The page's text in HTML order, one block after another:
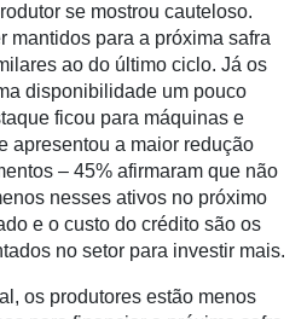
se mostrou cauteloso.
mantidos para a próxima safra
ao do último ciclo. Já os
disponibilidade um pouco
ficou para máquinas e
apresentou a maior redução
– 45% afirmaram que não
nesses ativos no próximo
e o custo do crédito são os
no setor para investir mais.
os produtores estão menos